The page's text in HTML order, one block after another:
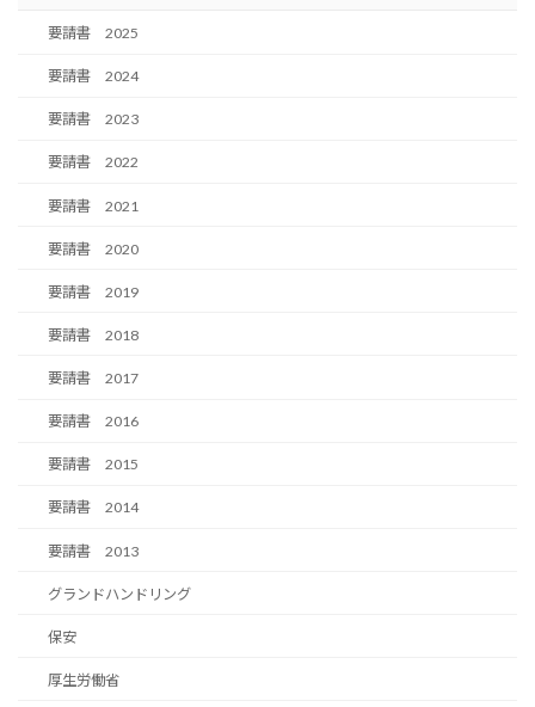
要請書 2025
要請書 2024
要請書 2023
要請書 2022
要請書 2021
要請書 2020
要請書 2019
要請書 2018
要請書 2017
要請書 2016
要請書 2015
要請書 2014
要請書 2013
グランドハンドリング
保安
厚生労働省